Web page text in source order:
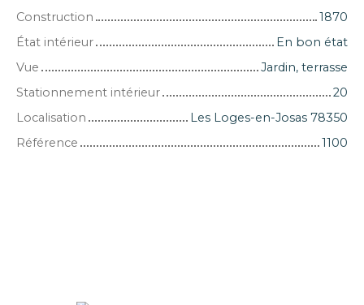
Construction
1870
État intérieur
En bon état
Vue
Jardin, terrasse
Stationnement intérieur
20
Localisation
Les Loges-en-Josas 78350
Référence
1100